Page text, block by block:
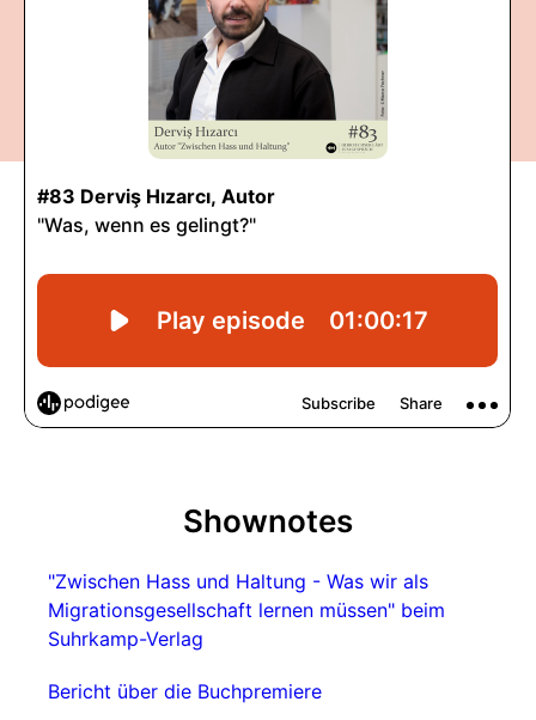
Shownotes
"Zwischen Hass und Haltung - Was wir als
Migrationsgesellschaft lernen müssen" beim
Suhrkamp-Verlag
Bericht über die Buchpremiere